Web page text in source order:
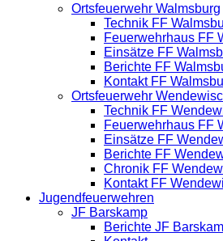
Ortsfeuerwehr Walmsburg
Technik FF
Feuerwehrhaus FF
Einsätze FF
Berichte FF
Kontakt FF
Ortsfeuerwehr
Technik FF
Feuerwehrhaus FF
Einsätze FF
Berichte FF
Chronik FF
Kontakt FF
Jugendfeuerwehren
JF Barskamp
Berichte JF